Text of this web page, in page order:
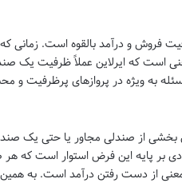
فروش و درآمد بالقوه است. زمانی
است که ایرلاین عملاً ظرفیت یک
به ویژه در پروازهای پرظرفیت و
بخشی از صندلی مجاور یا حتی یک
بر پایه این فرض استوار است که
از دست رفتن درآمد است. به همین